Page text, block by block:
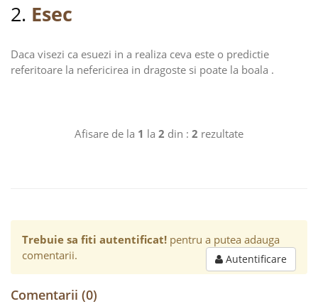
2. Esec
Daca visezi ca esuezi in a realiza ceva este o predictie
referitoare la nefericirea in dragoste si poate la boala .
Afisare de la 1 la 2 din : 2 rezultate
Trebuie sa fiti autentificat! pentru a putea adauga
comentarii.
Autentificare
Comentarii (0)